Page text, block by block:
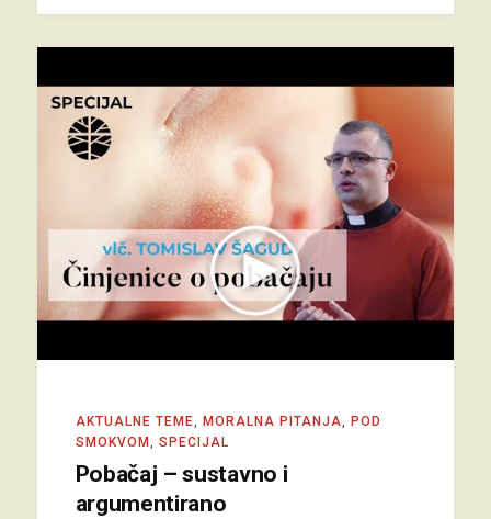
AKTUALNE TEME, MORALNA PITANJA, POD
SMOKVOM , SPECIJAL
Pobačaj – sustavno i
argumentirano